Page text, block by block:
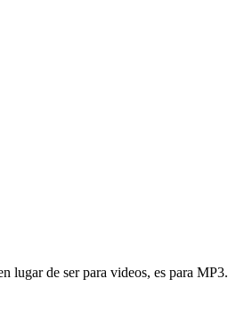
lugar de ser para videos, es para MP3.